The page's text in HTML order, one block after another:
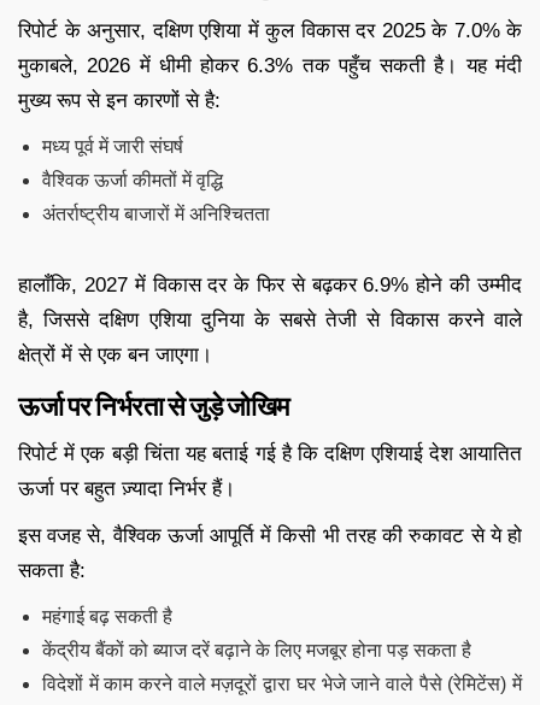
रिपोर्ट के अनुसार, दक्षिण एशिया में कुल विकास दर 2025 के 7.0% के
मुकाबले, 2026 में धीमी होकर 6.3% तक पहुँच सकती है। यह मंदी
मुख्य रूप से इन कारणों से है:
मध्य पूर्व में जारी संघर्ष
वैश्विक ऊर्जा कीमतों में वृद्धि
अंतर्राष्ट्रीय बाजारों में अनिश्चितता
हालाँकि, 2027 में विकास दर के फिर से बढ़कर 6.9% होने की उम्मीद
है, जिससे दक्षिण एशिया दुनिया के सबसे तेजी से विकास करने वाले
क्षेत्रों में से एक बन जाएगा।
ऊर्जा पर निर्भरता से जुड़े जोखिम
रिपोर्ट में एक बड़ी चिंता यह बताई गई है कि दक्षिण एशियाई देश आयातित
ऊर्जा पर बहुत ज़्यादा निर्भर हैं।
इस वजह से, वैश्विक ऊर्जा आपूर्ति में किसी भी तरह की रुकावट से ये हो
सकता है:
महंगाई बढ़ सकती है
केंद्रीय बैंकों को ब्याज दरें बढ़ाने के लिए मजबूर होना पड़ सकता है
विदेशों में काम करने वाले मज़दूरों द्वारा घर भेजे जाने वाले पैसे (रेमिटेंस) में